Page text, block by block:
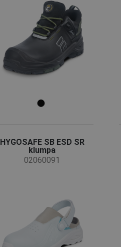
HYGOSAFE SB ESD SR
klumpa
02060091